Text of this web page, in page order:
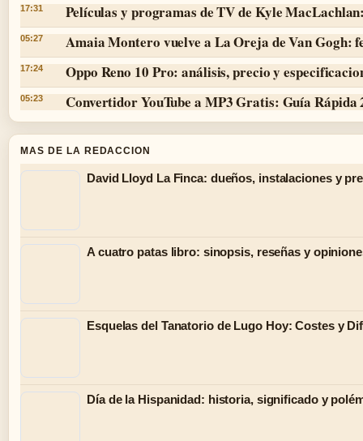
17:31 Películas y programas de TV de Kyle
05:27 Amaia Montero vuelve a La Oreja de Van Gogh:
17:24 Oppo Reno 10 Pro: análisis, precio y
05:23 Convertidor YouTube a MP3 Gratis: Guía Rápida
MAS DE LA REDACCION
David Lloyd La Finca: dueños, instalaciones y
A cuatro patas libro: sinopsis, reseñas y
Esquelas del Tanatorio de Lugo Hoy: Costes y
Día de la Hispanidad: historia, significado y